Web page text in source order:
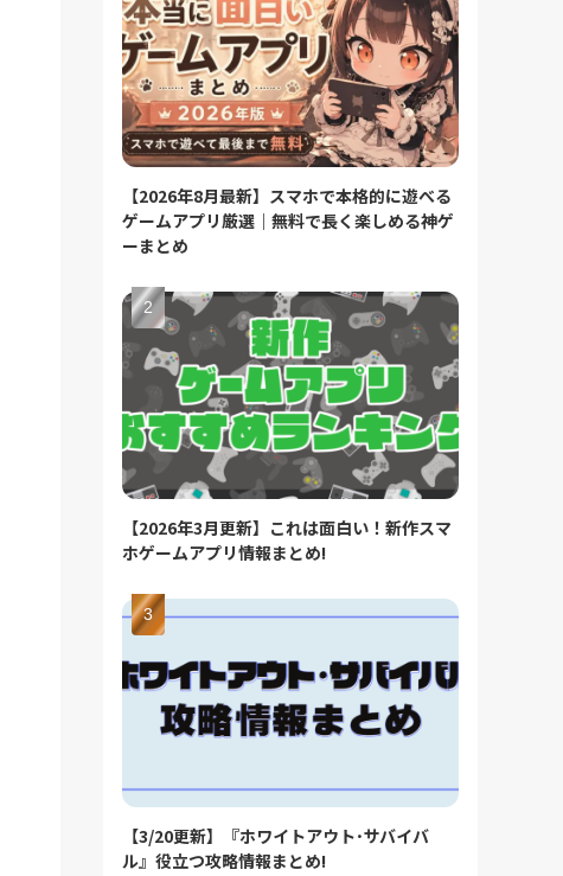
【2026年8月最新】スマホで本格的に遊べる
ゲームアプリ厳選｜無料で長く楽しめる神ゲ
ーまとめ
【2026年3月更新】これは面白い！新作スマ
ホゲームアプリ情報まとめ!
【3/20更新】『ホワイトアウト･サバイバ
ル』役立つ攻略情報まとめ!